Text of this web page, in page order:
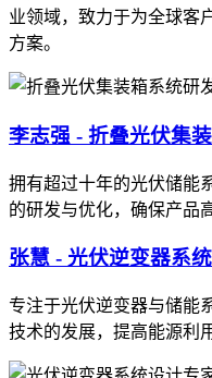
业领域，致力于为全球客
方案。
李志强 - 折叠光伏集
拥有超过十年的光伏储能
的研发与优化，确保产品
张慧 - 光伏逆变器系
专注于光伏逆变器与储能
技术的发展，提高能源利